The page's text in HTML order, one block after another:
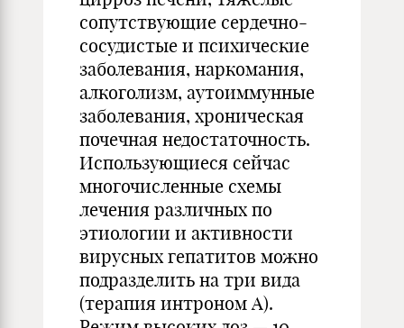
сопутствующие сердечно-
сосудистые и психические
заболевания, наркомания,
алкоголизм, аутоиммунные
заболевания, хроническая
почечная недостаточность.
Использующиеся сейчас
многочисленные схемы
лечения различных по
этиологии и активности
вирусных гепатитов можно
подразделить на три вида
(терапия интроном А).